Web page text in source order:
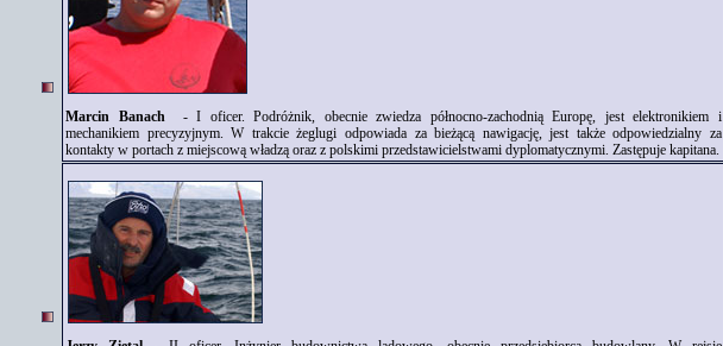
Marcin Banach
- I oficer. Podróżnik, obecnie zwiedza północno-zachodnią Europę, jest elektronikiem i
mechanikiem precyzyjnym. W trakcie żeglugi odpowiada za bieżącą nawigację, jest także odpowiedzialny za
kontakty w portach z miejscową władzą oraz z polskimi przedstawicielstwami dyplomatycznymi. Zastępuje kapitana.